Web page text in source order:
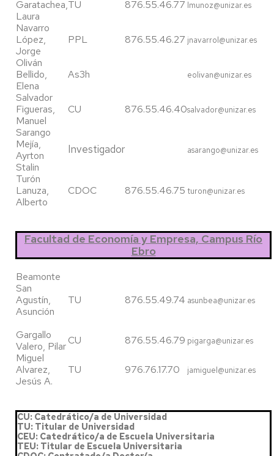
Garatachea,
Laura
TU 876.55.46.77 lmunoz@unizar.es
Navarro
López,
Jorge
PPL 876.55.46.27 jnavarrol@unizar.es
Oliván
Bellido,
Elena
As3h eolivan@unizar.es
Salvador
Figueras,
Manuel
CU 876.55.46.40salvador@unizar.es
Sarango
Mejía,
Ayrton
Stalin
Investigador asarango@unizar.es
Turón
Lanuza,
Alberto
CDOC 876.55.46.75 turon@unizar.es
Facultad de Economía y Empresa, Campus Río
Ebro
Beamonte
San
Agustín,
Asunción
TU 876.55.49.74 asunbea@unizar.es
Gargallo
Valero, PilarCU 876.55.46.79 pigarga@unizar.es
Miguel
Alvarez,
Jesús A.
TU 976.76.17.70 jamiguel@unizar.es
CU: Catedrático/a de Universidad
TU: Titular de Universidad
CEU: Catedrático/a de Escuela Universitaria
TEU: Titular de Escuela Universitaria